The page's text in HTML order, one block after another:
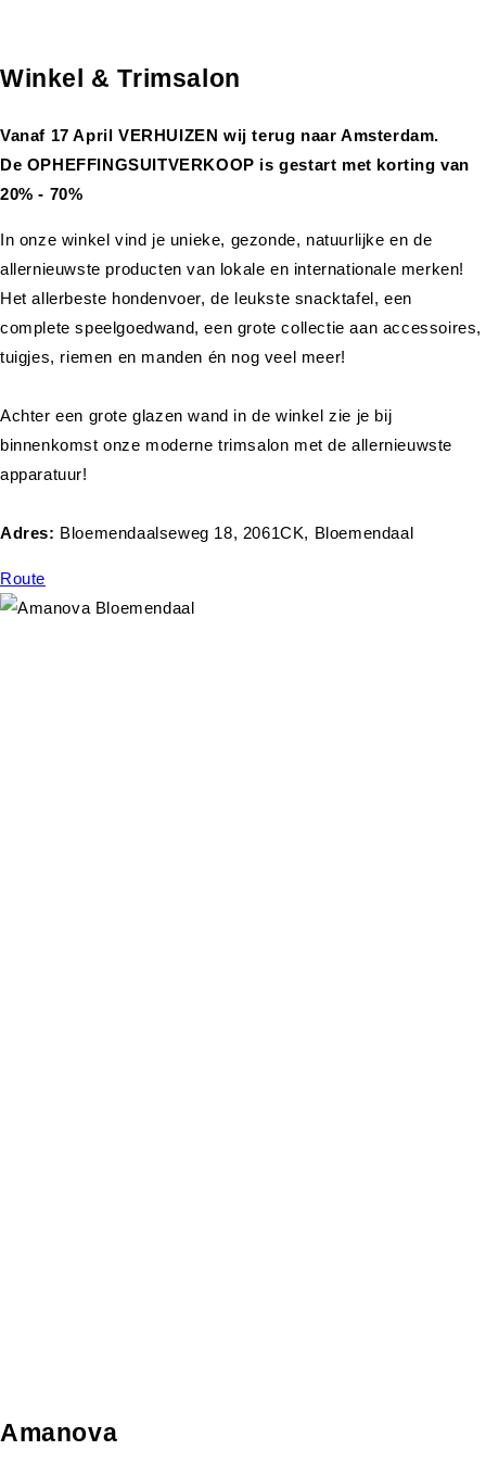
Winkel & Trimsalon
Vanaf 17 April VERHUIZEN wij terug naar Amsterdam.
De OPHEFFINGSUITVERKOOP is gestart met korting van
20% - 70%
In onze winkel vind je unieke, gezonde, natuurlijke en de
allernieuwste producten van lokale en internationale merken!
Het allerbeste hondenvoer, de leukste snacktafel, een
complete speelgoedwand, een grote collectie aan accessoires,
tuigjes, riemen en manden én nog veel meer!
Achter een grote glazen wand in de winkel zie je bij
binnenkomst onze moderne trimsalon met de allernieuwste
apparatuur!
Adres: Bloemendaalseweg 18, 2061CK, Bloemendaal
Route
Amanova